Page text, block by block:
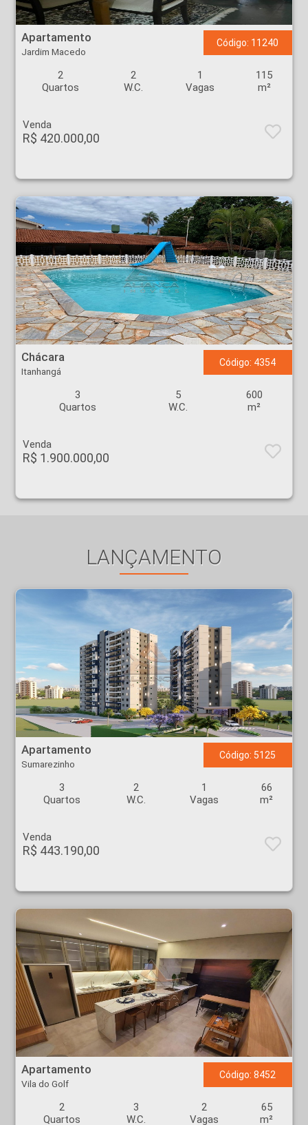
Apartamento - Jardim Macedo - Ribeirão Preto
Apartamento
Jardim Macedo
Código: 11240
2
Quartos
2
W.C.
1
Vagas
115
m²
Venda
R$ 420.000,00
Chácara - Itanhangá - Ribeirão Preto
Chácara
Itanhangá
Código: 4354
3
Quartos
5
W.C.
600
m²
Venda
R$ 1.900.000,00
LANÇAMENTO
Apartamento - Sumarezinho - Ribeirão Preto
Apartamento
Sumarezinho
Código: 5125
3
Quartos
2
W.C.
1
Vagas
66
m²
Venda
R$ 443.190,00
Apartamento - Vila do Golf - Ribeirão Preto
Apartamento
Vila do Golf
Código: 8452
2
Quartos
3
W.C.
2
Vagas
65
m²